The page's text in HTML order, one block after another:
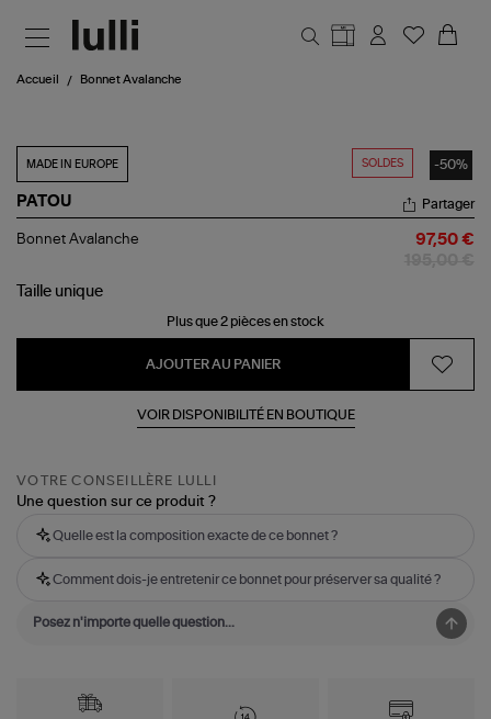
Accueil Bonnet Avalanche
SOLDES -50%
MADE IN EUROPE
PATOU
Bonnet
Partager
Bonnet Avalanche 97,50 €
Taille unique
Plus que 2 pièces en stock
AJOUTER AU PANIER
VOIR DISPONIBILITÉ EN BOUTIQUE
VOTRE CONSEILLÈRE LULLI
Une question sur ce produit ?
Quelle est la composition exacte de ce bonnet ?
Comment dois-je entretenir ce bonnet pour préserver sa qualité ?